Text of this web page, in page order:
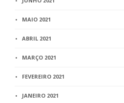
MAIO 2021
ABRIL 2021
MARÇO 2021
FEVEREIRO 2021
JANEIRO 2021